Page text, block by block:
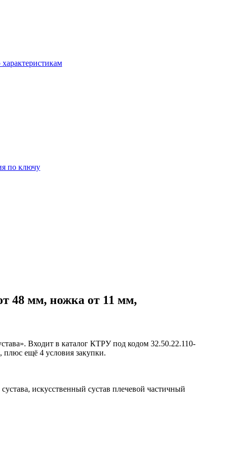
по ключу
48 мм, ножка от 11 мм,
Входит в каталог КТРУ под кодом 32.50.22.110-
ещё 4 условия закупки.
искусственный сустав плечевой частичный